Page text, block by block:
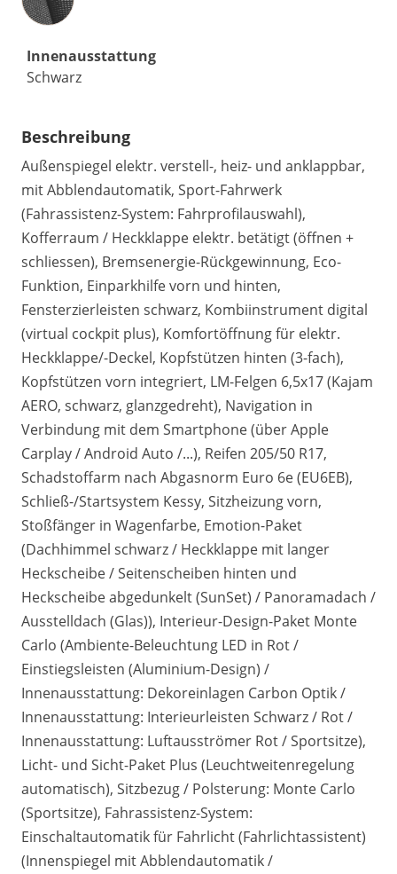
Innenausstattung
Schwarz
Beschreibung
Außenspiegel elektr. verstell-, heiz- und anklappbar,
mit Abblendautomatik, Sport-Fahrwerk
(Fahrassistenz-System: Fahrprofilauswahl),
Kofferraum / Heckklappe elektr. betätigt (öffnen +
schliessen), Bremsenergie-Rückgewinnung, Eco-
Funktion, Einparkhilfe vorn und hinten,
Fensterzierleisten schwarz, Kombiinstrument digital
(virtual cockpit plus), Komfortöffnung für elektr.
Heckklappe/-Deckel, Kopfstützen hinten (3-fach),
Kopfstützen vorn integriert, LM-Felgen 6,5x17 (Kajam
AERO, schwarz, glanzgedreht), Navigation in
Verbindung mit dem Smartphone (über Apple
Carplay / Android Auto /...), Reifen 205/50 R17,
Schadstoffarm nach Abgasnorm Euro 6e (EU6EB),
Schließ-/Startsystem Kessy, Sitzheizung vorn,
Stoßfänger in Wagenfarbe, Emotion-Paket
(Dachhimmel schwarz / Heckklappe mit langer
Heckscheibe / Seitenscheiben hinten und
Heckscheibe abgedunkelt (SunSet) / Panoramadach /
Ausstelldach (Glas)), Interieur-Design-Paket Monte
Carlo (Ambiente-Beleuchtung LED in Rot /
Einstiegsleisten (Aluminium-Design) /
Innenausstattung: Dekoreinlagen Carbon Optik /
Innenausstattung: Interieurleisten Schwarz / Rot /
Innenausstattung: Luftausströmer Rot / Sportsitze),
Licht- und Sicht-Paket Plus (Leuchtweitenregelung
automatisch), Sitzbezug / Polsterung: Monte Carlo
(Sportsitze), Fahrassistenz-System:
Einschaltautomatik für Fahrlicht (Fahrlichtassistent)
(Innenspiegel mit Abblendautomatik /